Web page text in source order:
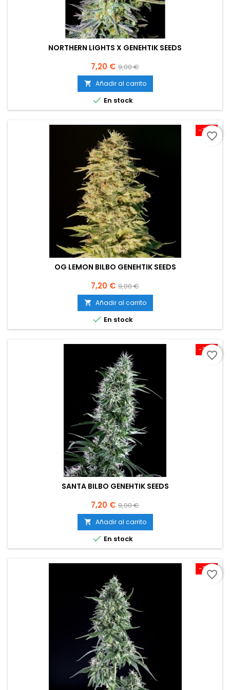
NORTHERN LIGHTS X GENEHTIK SEEDS
Precio
7,20 € Precio
base
9,00 €
 Añadir al carrito
 En stock
-20%
OG LEMON BILBO GENEHTIK SEEDS
Precio
7,20 € Precio
base
9,00 €
 Añadir al carrito
 En stock
favorite_border
-20%
SANTA BILBO GENEHTIK SEEDS
Precio
7,20 € Precio
base
9,00 €
 Añadir al carrito
 En stock
favorite_border
-20%
favorite_border